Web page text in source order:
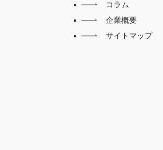
コラム
企業概要
サイトマップ